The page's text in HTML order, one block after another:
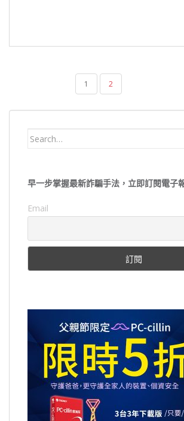
導
1 2
Search
早一步掌握最新詐騙手法，立即訂閱電子
Email